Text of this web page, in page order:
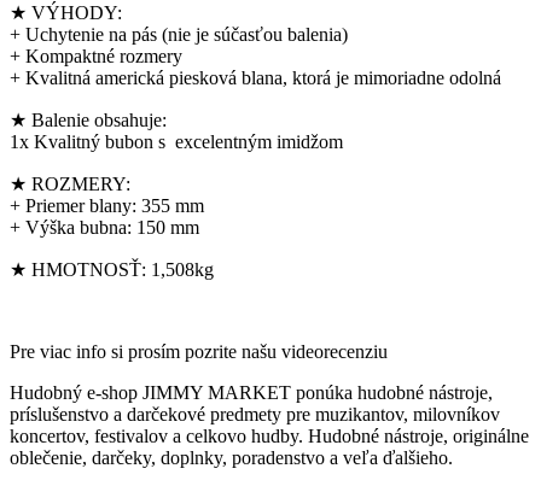
★ VÝHODY:
+ Uchytenie na pás (nie je súčasťou balenia)
+ Kompaktné rozmery
+ Kvalitná americká piesková blana, ktorá je mimoriadne odolná
★ Balenie obsahuje:
1x Kvalitný bubon s excelentným imidžom
★ ROZMERY:
+ Priemer blany: 355 mm
+ Výška bubna: 150 mm
★ HMOTNOSŤ: 1,508kg
Pre viac info si prosím pozrite našu videorecenziu
Hudobný e-shop JIMMY MARKET ponúka hudobné nástroje,
príslušenstvo a darčekové predmety pre muzikantov, milovníkov
koncertov, festivalov a celkovo hudby. Hudobné nástroje, originálne
oblečenie, darčeky, doplnky, poradenstvo a veľa ďalšieho.